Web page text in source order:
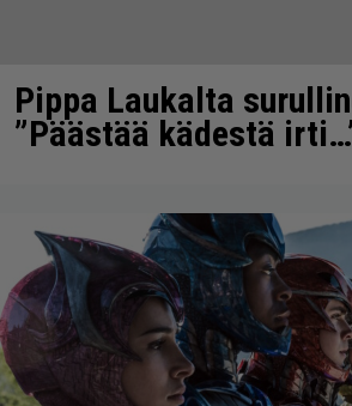
Pippa Laukalta
”Päästää kädestä